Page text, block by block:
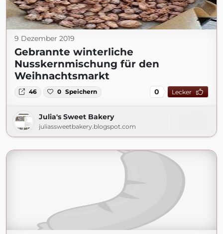
9 Dezember 2019
Gebrannte winterliche
Nusskernmischung für den
Weihnachtsmarkt
46 0 Speichern 0 Lecker
Julia's Sweet Bakery
juliassweetbakery.blogspot.com